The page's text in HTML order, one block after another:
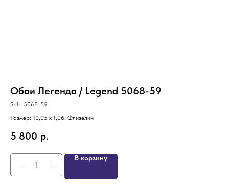
Обои Легенда / Legend 5068-59
SKU: 5068-59
Размер: 10,05 х 1,06. Флизелин
5 800 р.
В корзину